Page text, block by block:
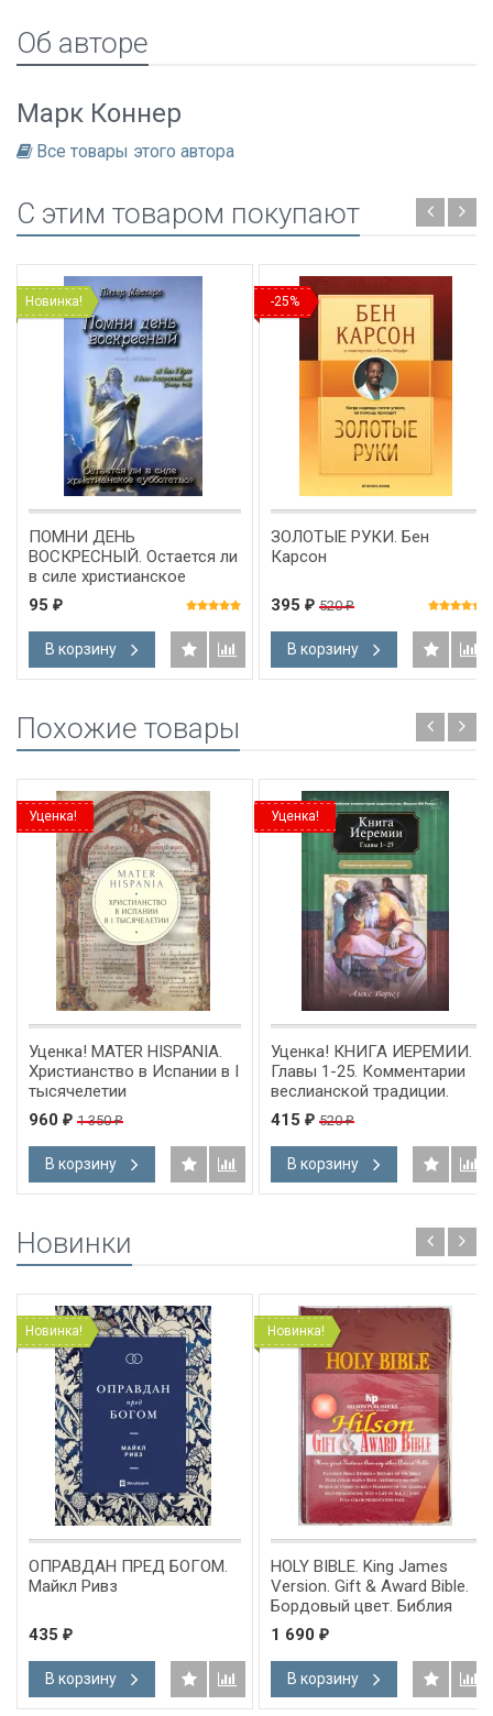
Об авторе
Марк Коннер
Все товары этого автора
C этим товаром покупают
Новинка!
ПОМНИ ДЕНЬ
ВОСКРЕСНЫЙ. Остается ли
в силе христианское
субботство? Питер
Мастерс
95 ₽
В корзину
-25%
ЗОЛОТЫЕ РУКИ. Бен
Карсон
395 ₽ 520₽
В корзину
Похожие товары
Уценка!
Уценка! MATER HISPANIA.
Христианство в Испании в I
тысячелетии
960 ₽ 1 350₽
В корзину
Уценка!
Уценка! КНИГА ИЕРЕМИИ.
Главы 1-25. Комментарии
веслианской традиции.
Алекс Воргез
415 ₽ 520₽
В корзину
Новинки
Новинка!
ОПРАВДАН ПРЕД БОГОМ.
Майкл Ривз
435 ₽
В корзину
Новинка!
HOLY BIBLE. King James
Version. Gift & Award Bible.
Бордовый цвет. Библия
Короля Иакова на
английском языке.
Словарь, карты, закладка,
подарочная вкладка, слова
Иисуса выделены красным
1 690 ₽
В корзину